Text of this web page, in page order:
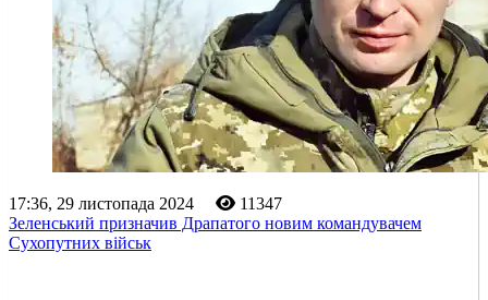
17:36, 29 листопада 2024
11347
Зеленський призначив Драпатого новим командувачем
Сухопутних військ